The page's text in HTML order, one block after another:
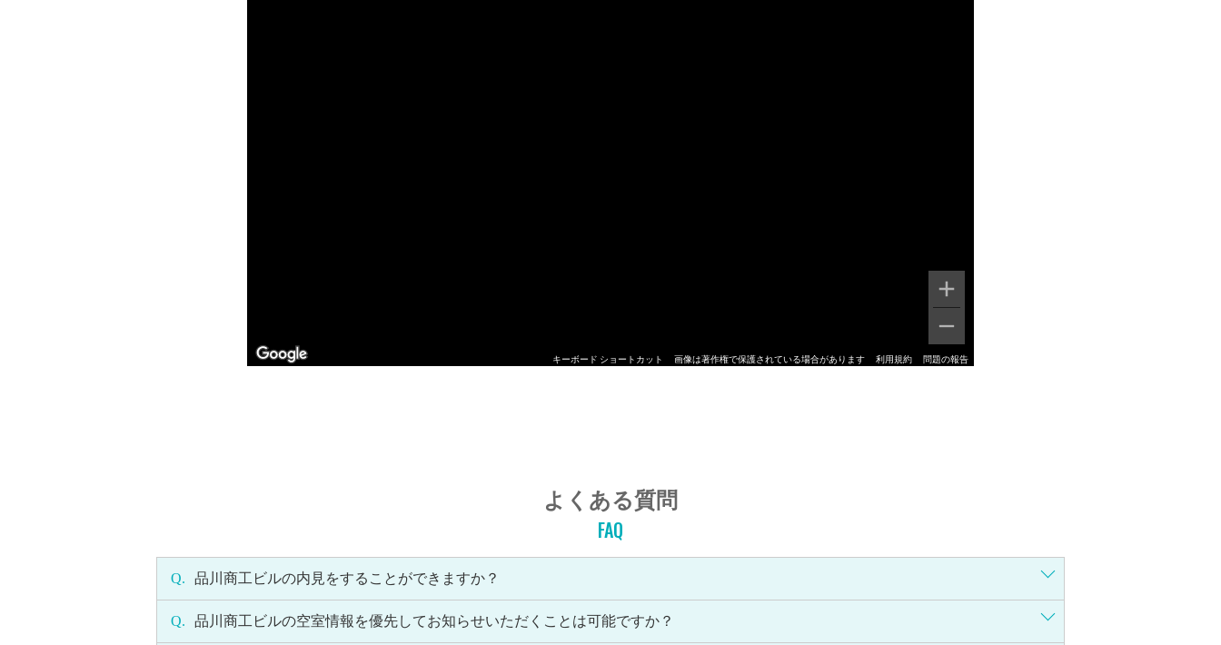
キーボード ショートカット 画像は著作権で保護されている場合があります 利用規約 問題の報告
よくある質問
FAQ
Q. 品川商工ビルの内見をすることができますか？
Q. 品川商工ビルの空室情報を優先してお知らせいただくことは可能ですか？